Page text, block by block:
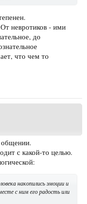
невротиков - ими
до
что чем то
общении.
с какой-то целью.
накопились эмоции и
с ним его радость или